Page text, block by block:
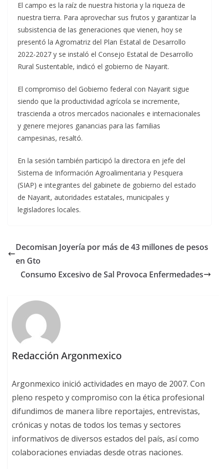
El campo es la raíz de nuestra historia y la riqueza de
nuestra tierra. Para aprovechar sus frutos y garantizar la
subsistencia de las generaciones que vienen, hoy se
presentó la Agromatriz del Plan Estatal de Desarrollo
2022-2027 y se instaló el Consejo Estatal de Desarrollo
Rural Sustentable, indicó el gobierno de Nayarit.
El compromiso del Gobierno federal con Nayarit sigue
siendo que la productividad agrícola se incremente,
trascienda a otros mercados nacionales e internacionales
y genere mejores ganancias para las familias
campesinas, resaltó.
En la sesión también participó la directora en jefe del
Sistema de Información Agroalimentaria y Pesquera
(SIAP) e integrantes del gabinete de gobierno del estado
de Nayarit, autoridades estatales, municipales y
legisladores locales.
Decomisan Joyería por más de 43 millones de pesos
en Gto
Consumo Excesivo de Sal Provoca Enfermedades
Redacción Argonmexico
Argonmexico inició actividades en mayo de 2007. Con
pleno respeto y compromiso con la ética profesional
difundimos de manera libre reportajes, entrevistas,
crónicas y notas de todos los temas y sectores
informativos de diversos estados del país, así como
colaboraciones enviadas desde otras naciones.